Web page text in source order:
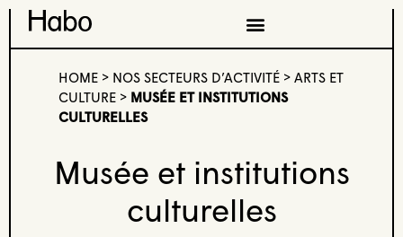
HOME> NOS SECTEURS D’ACTIVITÉ> ARTS ET
CULTURE> MUSÉE ET INSTITUTIONS
CULTURELLES
Musée et institutions
culturelles